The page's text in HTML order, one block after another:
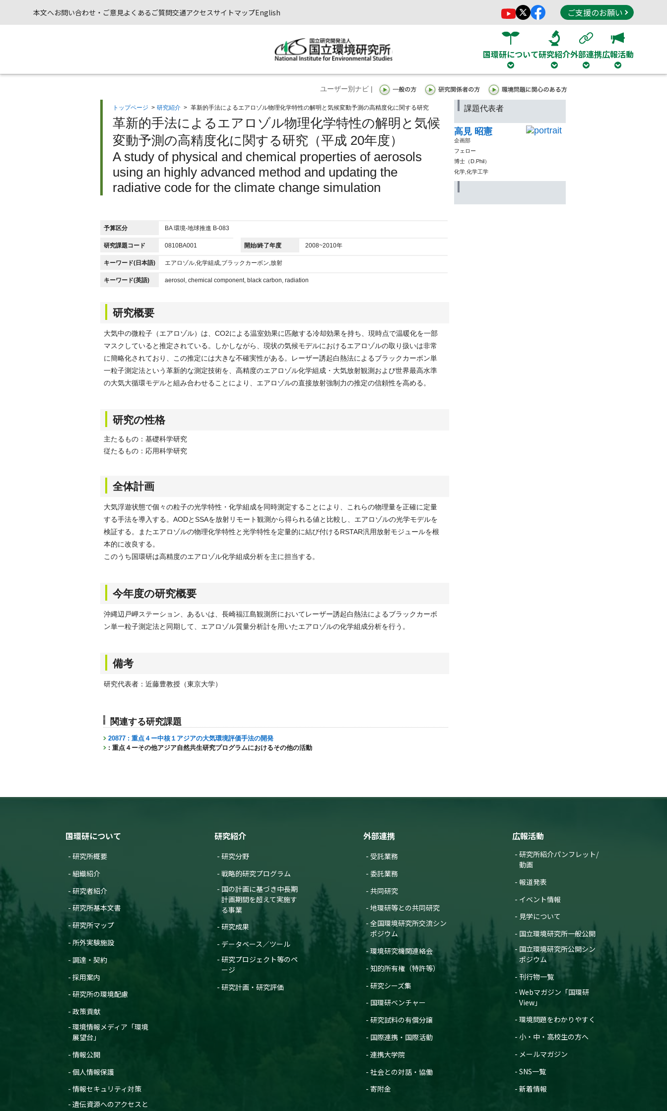
本文へお問い合わせ・ご意見よくあるご質問交通アクセスサイトマップEnglish ご支援のお願い
国環研について研究紹介外部連携広報活動
ユーザー別ナビ |
トップページ > 研究紹介 > 革新的手法によるエアロゾル物理化学特性の解明と気候変動予測の高精度化に関する研究
革新的手法によるエアロゾル物理化学特性の解明と気候
変動予測の高精度化に関する研究（平成 20年度）
A study of physical and chemical properties of aerosols
using an highly advanced method and updating the
radiative code for the climate change simulation
予算区分 BA 環境-地球推進 B-083
研究課題コード 0810BA001 開始/終了年度 2008~2010年
キーワード(日本語) エアロゾル,化学組成,ブラックカーボン,放射
キーワード(英語) aerosol, chemical component, black carbon, radiation
研究概要
大気中の微粒子（エアロゾル）は、CO2による温室効果に匹敵する冷却効果を持ち、現時点で温暖化を一部
マスクしていると推定されている。しかしながら、現状の気候モデルにおけるエアロゾルの取り扱いは非常
に簡略化されており、この推定には大きな不確実性がある。レーザー誘起白熱法によるブラックカーボン単
一粒子測定法という革新的な測定技術を、高精度のエアロゾル化学組成・大気放射観測および世界最高水準
の大気大循環モデルと組み合わせることにより、エアロゾルの直接放射強制力の推定の信頼性を高める。
研究の性格
主たるもの：基礎科学研究
従たるもの：応用科学研究
全体計画
大気浮遊状態で個々の粒子の光学特性・化学組成を同時測定することにより、これらの物理量を正確に定量
する手法を導入する。AODとSSAを放射リモート観測から得られる値と比較し、エアロゾルの光学モデルを
検証する。またエアロゾルの物理化学特性と光学特性を定量的に結び付けるRSTAR汎用放射モジュールを根
本的に改良する。
このうち国環研は高精度のエアロゾル化学組成分析を主に担当する。
今年度の研究概要
沖縄辺戸岬ステーション、あるいは、長崎福江島観測所においてレーザー誘起白熱法によるブラックカーボ
ン単一粒子測定法と同期して、エアロゾル質量分析計を用いたエアロゾルの化学組成分析を行う。
備考
研究代表者：近藤豊教授（東京大学）
関連する研究課題
20877 : 重点４ー中核１アジアの大気環境評価手法の開発
: 重点４ーその他アジア自然共生研究プログラムにおけるその他の活動
課題代表者
高見 昭憲
企画部
フェロー
博士（D.Phil）
化学,化学工学
国環研について
研究所概要
組織紹介
研究者紹介
研究所基本文書
研究所マップ
所外実験施設
調達・契約
採用案内
研究所の環境配慮
政策貢献
環境情報メディア「環境
展望台」
情報公開
個人情報保護
情報セキュリティ対策
遺伝資源へのアクセスと
研究紹介
研究分野
戦略的研究プログラム
国の計画に基づき中長期
計画期間を超えて実施す
る事業
研究成果
データベース／ツール
研究プロジェクト等のペ
ージ
研究計画・研究評価
外部連携
受託業務
委託業務
共同研究
地環研等との共同研究
全国環境研究所交流シン
ポジウム
環境研究機関連絡会
知的所有権（特許等）
研究シーズ集
国環研ベンチャー
研究試料の有償分譲
国際連携・国際活動
連携大学院
社会との対話・協働
寄附金
広報活動
研究所紹介パンフレット/
動画
報道発表
イベント情報
見学について
国立環境研究所一般公開
国立環境研究所公開シン
ポジウム
刊行物一覧
Webマガジン「国環研
View」
環境問題をわかりやすく
小・中・高校生の方へ
メールマガジン
SNS一覧
新着情報